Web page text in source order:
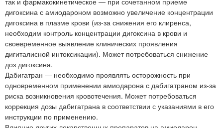
дигоксина с амиодароном возможно увеличение концентрации
дигоксина в плазме крови (из-за снижения его клиренса,
необходим контроль концентрации дигоксина в крови и
своевременное выявление клинических проявления
дигиталисной интоксикации). Может потребоваться снижение
доз дигоксина.
Дабигатран — необходимо проявлять осторожность при
одновременном применении амиодарона с дабигатраном из-за
риска возникновения кровотечения. Может потребоваться
коррекция дозы дабигатрана в соответствии с указаниями в его
инструкции по применению.